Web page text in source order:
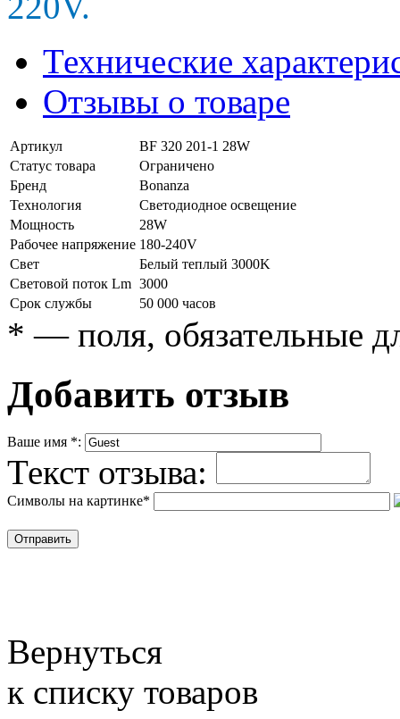
Технические
Отзывы о товаре
Артикул
BF 320 201-1 28W
Статус товара
Ограничено
Бренд
Bonanza
Технология
Светодиодное освещение
Мощность
28W
Рабочее напряжение 180-240V
Свет
Белый теплый 3000K
Световой поток Lm 3000
Срок службы
50 000 часов
* — поля, обязательные
Добавить отзыв
Ваше имя *:
Текст отзыва:
Символы на картинке*
Вернуться
к списку товаров